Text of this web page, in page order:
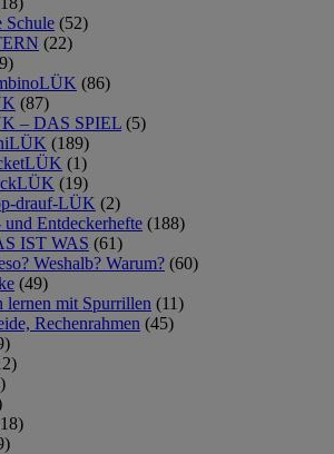
Schule (52)
(22)
(86)
(87)
– DAS SPIEL (5)
(189)
(1)
(19)
drauf-LÜK (2)
Entdeckerhefte (188)
IST WAS (61)
Weshalb? Warum? (60)
(49)
lernen mit Spurrillen (11)
Rechenrahmen (45)